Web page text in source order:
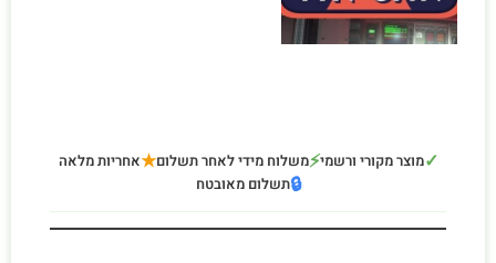
✓מוצר מקורי ורשמי⚡משלוח מידי לאחר תשלום★אחריות מלאה
🔒תשלום מאובטח